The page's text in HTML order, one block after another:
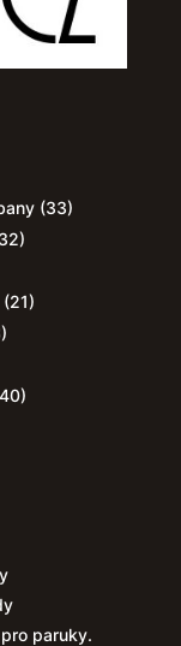
(33)
(21)
paruky.